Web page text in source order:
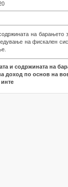
на
на фискален
и содржината на
доход по основ на